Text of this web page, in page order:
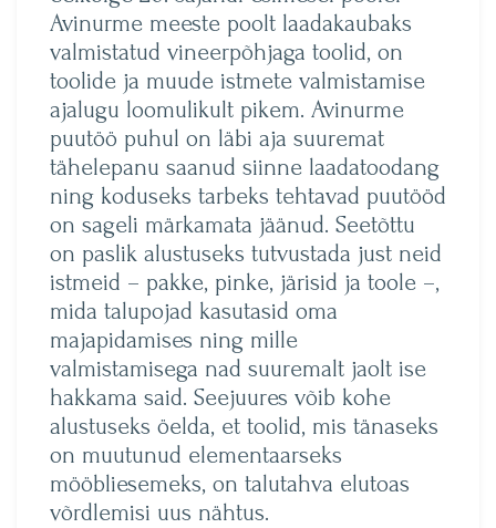
Avinurme meeste poolt laadakaubaks
valmistatud vineerpõhjaga toolid, on
toolide ja muude istmete valmistamise
ajalugu loomulikult pikem. Avinurme
puutöö puhul on läbi aja suuremat
tähelepanu saanud siinne laadatoodang
ning koduseks tarbeks tehtavad puutööd
on sageli märkamata jäänud. Seetõttu
on paslik alustuseks tutvustada just neid
istmeid – pakke, pinke, järisid ja toole –,
mida talupojad kasutasid oma
majapidamises ning mille
valmistamisega nad suuremalt jaolt ise
hakkama said. Seejuures võib kohe
alustuseks öelda, et toolid, mis tänaseks
on muutunud elementaarseks
mööbliesemeks, on talutahva elutoas
võrdlemisi uus nähtus.